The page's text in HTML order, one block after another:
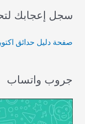
سجل إعجابك
صفحة دليل حدائق
جروب واتساب